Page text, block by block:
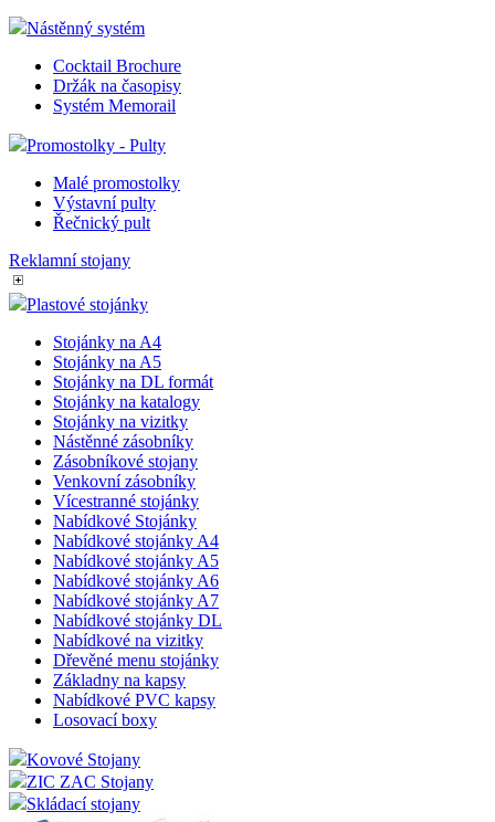
Nástěnný systém
Cocktail Brochure
Držák na časopisy
Systém Memorail
Promostolky - Pulty
Malé promostolky
Výstavní pulty
Řečnický pult
Reklamní stojany
Plastové stojánky
Stojánky na A4
Stojánky na A5
Stojánky na DL formát
Stojánky na katalogy
Stojánky na vizitky
Nástěnné zásobníky
Zásobníkové stojany
Venkovní zásobníky
Vícestranné stojánky
Nabídkové Stojánky
Nabídkové stojánky A4
Nabídkové stojánky A5
Nabídkové stojánky A6
Nabídkové stojánky A7
Nabídkové stojánky DL
Nabídkové na vizitky
Dřevěné menu stojánky
Základny na kapsy
Nabídkové PVC kapsy
Losovací boxy
Kovové Stojany
ZIC ZAC Stojany
Skládací stojany